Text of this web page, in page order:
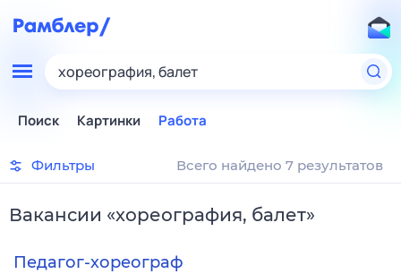
хореография, балет
Поиск Картинки Работа
Фильтры Всего найдено 7 результатов
Вакансии «хореография, балет»
Педагог-хореограф